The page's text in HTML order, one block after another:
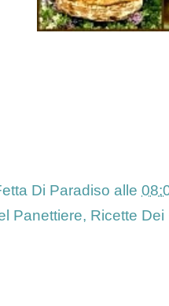
Di Paradiso alle
Panettiere, Ricette Dei